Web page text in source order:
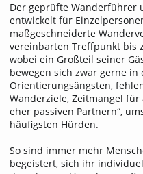
Der geprüfte Wanderführer
entwickelt für
maßgeschneiderte
vereinbarten Treffpunkt bis
wobei ein Großteil seiner
bewegen sich zwar gerne
Orientierungsängsten,
Wanderziele, Zeitmangel
eher passiven Partnern“,
häufigsten Hürden.
So sind immer mehr
begeistert, sich ihr